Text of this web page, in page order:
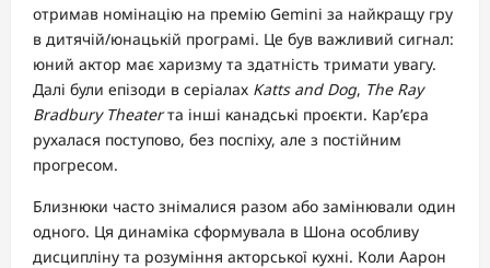
отримав номінацію на премію Gemini за найкращу гру
в дитячій/юнацькій програмі. Це був важливий сигнал:
юний актор має харизму та здатність тримати увагу.
Далі були епізоди в серіалах Katts and Dog, The Ray
Bradbury Theaterта інші канадські проєкти. Кар’єра
рухалася поступово, без поспіху, але з постійним
прогресом.
Близнюки часто знімалися разом або замінювали один
одного. Ця динаміка сформувала в Шона особливу
дисципліну та розуміння акторської кухні. Коли Аарон